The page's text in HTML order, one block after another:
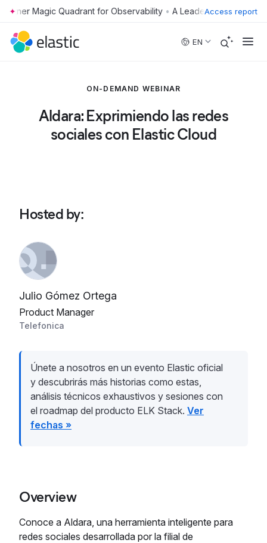
Skip to main content • Access report
EN
ON-DEMAND WEBINAR
Aldara: Exprimiendo las redes
sociales con Elastic Cloud
Hosted by:
Julio Gómez Ortega
Product Manager
Telefonica
Únete a nosotros en un evento Elastic oficial
y descubrirás más historias como estas,
análisis técnicos exhaustivos y sesiones con
el roadmap del producto ELK Stack. Ver
fechas »
Overview
Conoce a Aldara, una herramienta inteligente para
redes sociales desarrollada por la filial de